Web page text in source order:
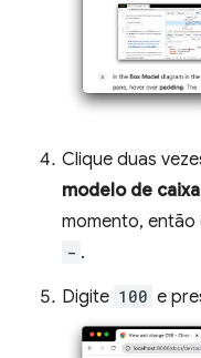
Clique duas
modelo de caixa
momento, então
- .
Digite 100 e